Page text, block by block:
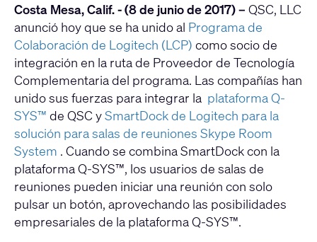
Costa Mesa, Calif. - (8 de junio de 2017) – QSC, LLC
anunció hoy que se ha unido al Programa de
Colaboración de Logitech (LCP) como socio de
integración en la ruta de Proveedor de Tecnología
Complementaria del programa. Las compañías han
unido sus fuerzas para integrar la plataforma Q-
SYS™ de QSC ySmartDock de Logitech para la
solución para salas de reuniones Skype Room
System . Cuando se combina SmartDock con la
plataforma Q-SYS™, los usuarios de salas de
reuniones pueden iniciar una reunión con solo
pulsar un botón, aprovechando las posibilidades
empresariales de la plataforma Q-SYS™.